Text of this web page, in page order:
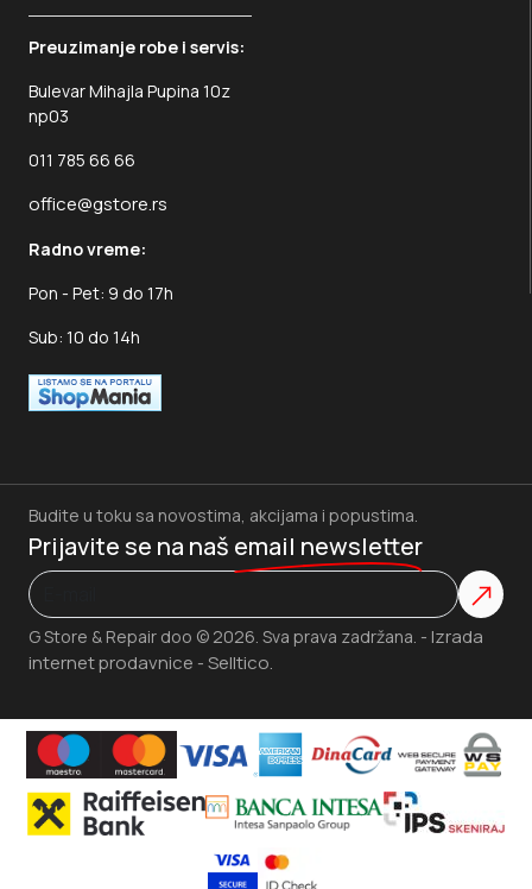
Preuzimanje robe i servis:
Bulevar Mihajla Pupina 10z
np03
011 785 66 66
office@gstore.rs
Radno vreme:
Pon - Pet: 9 do 17h
Sub: 10 do 14h
G Store & Repair doo © 2026. Sva prava zadržana. - Izrada
internet prodavnice - Selltico.
Budite u toku sa novostima, akcijama i popustima.
Prijavite se na naš email newsletter